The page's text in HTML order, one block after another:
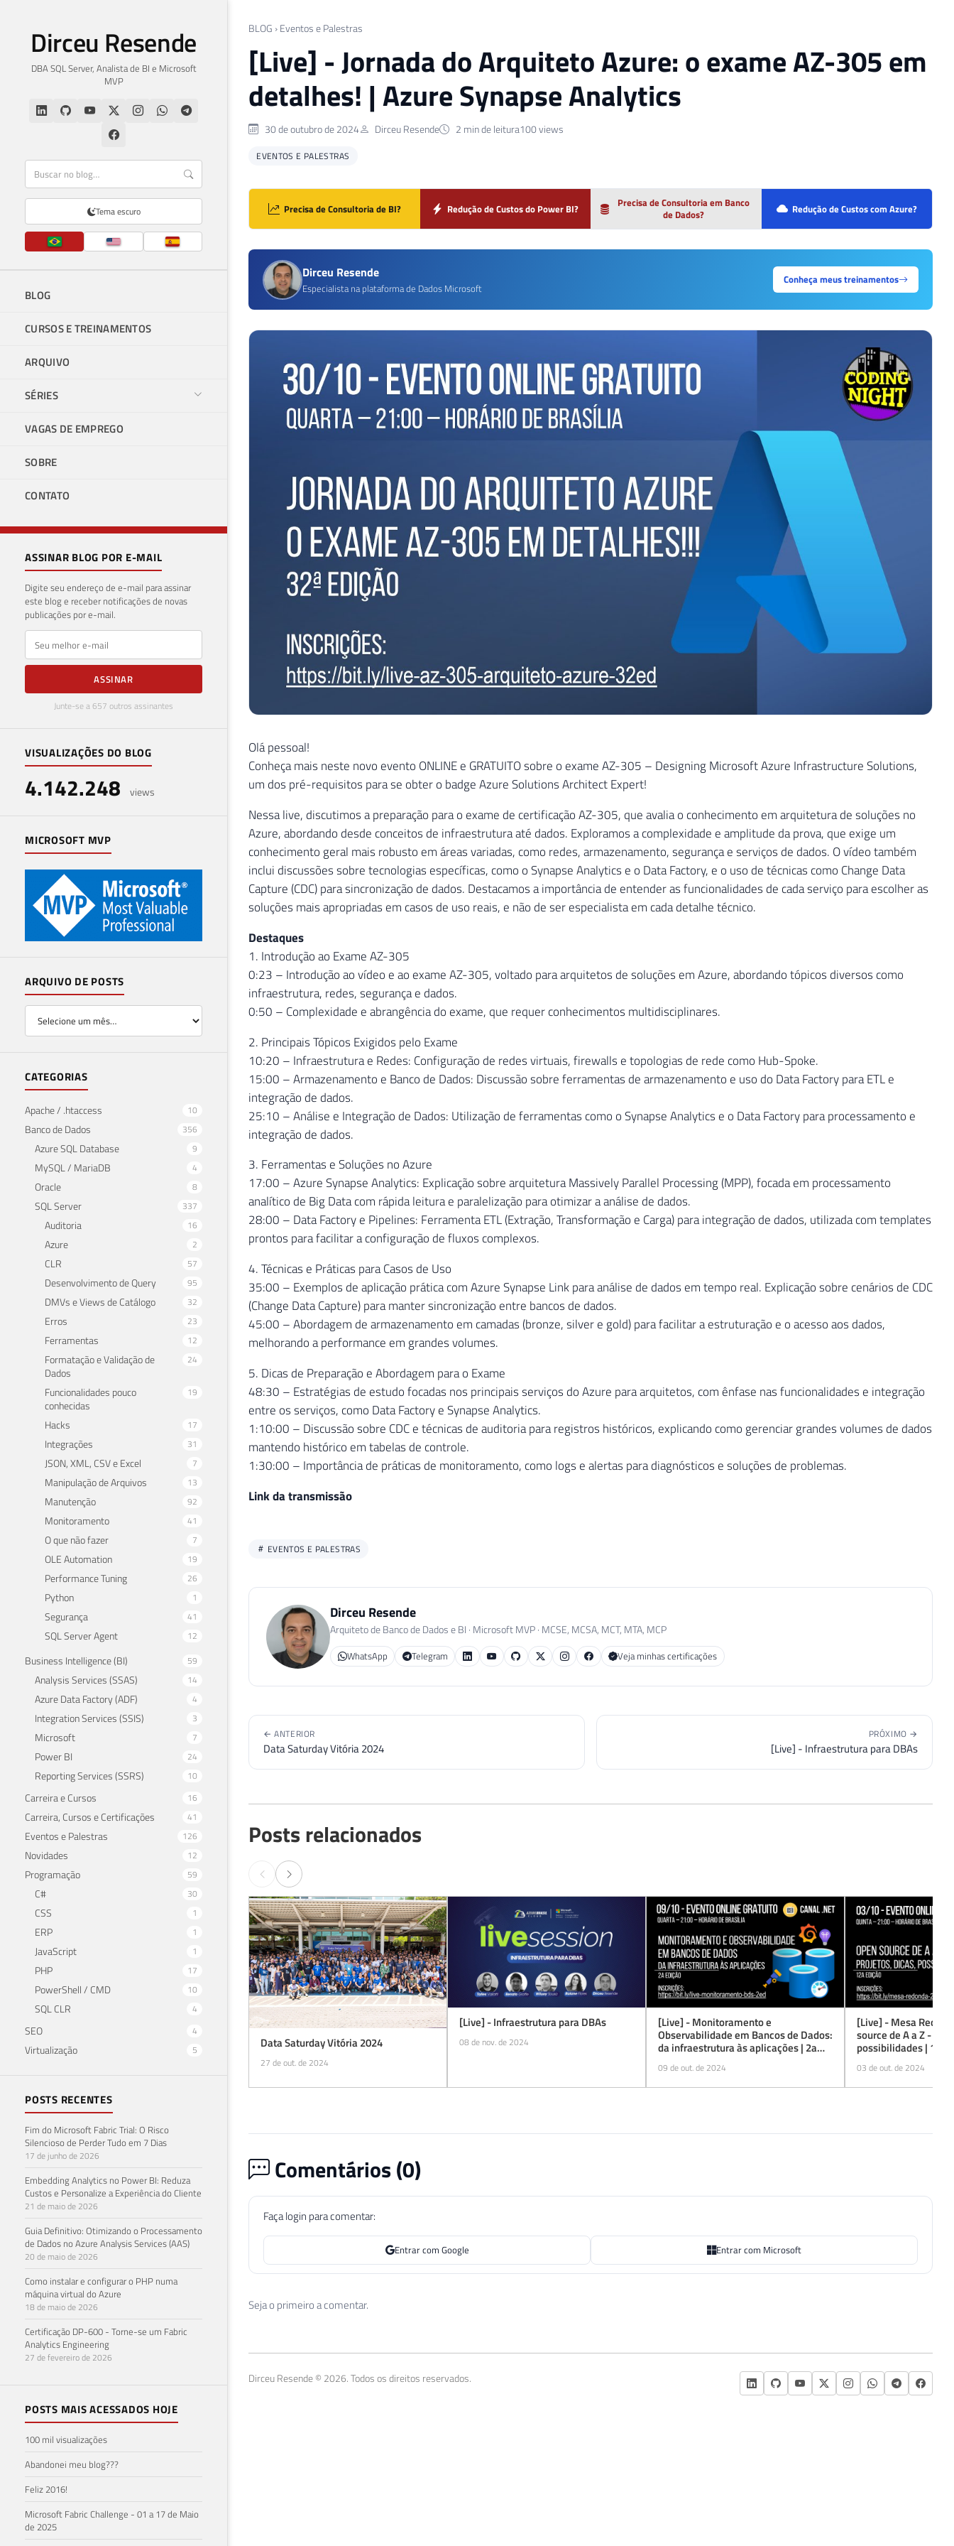
Dirceu Resende
DBA SQL Server, Analista de BI e Microsoft
MVP
Tema escuro
BLOG
CURSOS E TREINAMENTOS
ARQUIVO
SÉRIES
VAGAS DE EMPREGO
SOBRE
CONTATO
ASSINAR BLOG POR E-MAIL
Digite seu endereço de e-mail para assinar
este blog e receber notificações de novas
publicações por e-mail.
E-mail
ASSINAR
Junte-se a 657 outros assinantes
VISUALIZAÇÕES DO BLOG
4.142.248 views
MICROSOFT MVP
ARQUIVO DE POSTS
CATEGORIAS
Apache / .htaccess 10
Banco de Dados 356
Azure SQL Database 9
MySQL / MariaDB 4
Oracle 8
SQL Server 337
Auditoria 16
Azure 2
CLR 57
Desenvolvimento de Query 95
DMVs e Views de Catálogo 32
Erros 23
Ferramentas 12
Formatação e Validação de
Dados
24
Funcionalidades pouco
conhecidas
19
Hacks 17
Integrações 31
JSON, XML, CSV e Excel 7
Manipulação de Arquivos 13
Manutenção 92
Monitoramento 41
O que não fazer 7
OLE Automation 19
Performance Tuning 26
Python 1
Segurança 41
SQL Server Agent 12
Business Intelligence (BI) 59
Analysis Services (SSAS) 14
Azure Data Factory (ADF) 4
Integration Services (SSIS) 3
Microsoft 7
Power BI 24
Reporting Services (SSRS) 10
Carreira e Cursos 16
Carreira, Cursos e Certificações 41
Eventos e Palestras 126
Novidades 12
Programação 59
C# 30
CSS 1
ERP 1
JavaScript 1
PHP 17
PowerShell / CMD 10
SQL CLR 4
SEO 4
Virtualização 5
POSTS RECENTES
Fim do Microsoft Fabric Trial: O Risco
Silencioso de Perder Tudo em 7 Dias
17 de junho de 2026
Embedding Analytics no Power BI: Reduza
Custos e Personalize a Experiência do Cliente
21 de maio de 2026
Guia Definitivo: Otimizando o Processamento
de Dados no Azure Analysis Services (AAS)
20 de maio de 2026
Como instalar e configurar o PHP numa
máquina virtual do Azure
18 de maio de 2026
Certificação DP-600 - Torne-se um Fabric
Analytics Engineering
27 de fevereiro de 2026
POSTS MAIS ACESSADOS HOJE
100 mil visualizações
Abandonei meu blog???
Feliz 2016!
Microsoft Fabric Challenge - 01 a 17 de Maio
de 2025
BLOG › Eventos e Palestras
[Live] - Jornada do Arquiteto Azure: o exame AZ-305 em
detalhes! | Azure Synapse Analytics
30 de outubro de 2024 Dirceu Resende 2 min de leitura100 views
EVENTOS E PALESTRAS
Precisa de Consultoria de BI? Redução de Custos do Power BI?
Precisa de Consultoria em Banco
de Dados?
Redução de Custos com Azure?
Dirceu Resende
Especialista na plataforma de Dados Microsoft
Conheça meus treinamentos
Olá pessoal!
Conheça mais neste novo evento ONLINE e GRATUITO sobre o exame AZ-305 – Designing Microsoft Azure Infrastructure Solutions,
um dos pré-requisitos para se obter o badge Azure Solutions Architect Expert!
Nessa live, discutimos a preparação para o exame de certificação AZ-305, que avalia o conhecimento em arquitetura de soluções no
Azure, abordando desde conceitos de infraestrutura até dados. Exploramos a complexidade e amplitude da prova, que exige um
conhecimento geral mais robusto em áreas variadas, como redes, armazenamento, segurança e serviços de dados. O vídeo também
inclui discussões sobre tecnologias específicas, como o Synapse Analytics e o Data Factory, e o uso de técnicas como Change Data
Capture (CDC) para sincronização de dados. Destacamos a importância de entender as funcionalidades de cada serviço para escolher as
soluções mais apropriadas em casos de uso reais, e não de ser especialista em cada detalhe técnico.
Destaques
1. Introdução ao Exame AZ-305
0:23 – Introdução ao vídeo e ao exame AZ-305, voltado para arquitetos de soluções em Azure, abordando tópicos diversos como
infraestrutura, redes, segurança e dados.
0:50 – Complexidade e abrangência do exame, que requer conhecimentos multidisciplinares.
2. Principais Tópicos Exigidos pelo Exame
10:20 – Infraestrutura e Redes: Configuração de redes virtuais, firewalls e topologias de rede como Hub-Spoke.
15:00 – Armazenamento e Banco de Dados: Discussão sobre ferramentas de armazenamento e uso do Data Factory para ETL e
integração de dados.
25:10 – Análise e Integração de Dados: Utilização de ferramentas como o Synapse Analytics e o Data Factory para processamento e
integração de dados.
3. Ferramentas e Soluções no Azure
17:00 – Azure Synapse Analytics: Explicação sobre arquitetura Massively Parallel Processing (MPP), focada em processamento
analítico de Big Data com rápida leitura e paralelização para otimizar a análise de dados.
28:00 – Data Factory e Pipelines: Ferramenta ETL (Extração, Transformação e Carga) para integração de dados, utilizada com templates
prontos para facilitar a configuração de fluxos complexos.
4. Técnicas e Práticas para Casos de Uso
35:00 – Exemplos de aplicação prática com Azure Synapse Link para análise de dados em tempo real. Explicação sobre cenários de CDC
(Change Data Capture) para manter sincronização entre bancos de dados.
45:00 – Abordagem de armazenamento em camadas (bronze, silver e gold) para facilitar a estruturação e o acesso aos dados,
melhorando a performance em grandes volumes.
5. Dicas de Preparação e Abordagem para o Exame
48:30 – Estratégias de estudo focadas nos principais serviços do Azure para arquitetos, com ênfase nas funcionalidades e integração
entre os serviços, como Data Factory e Synapse Analytics​.
1:10:00 – Discussão sobre CDC e técnicas de auditoria para registros históricos, explicando como gerenciar grandes volumes de dados
mantendo histórico em tabelas de controle​.
1:30:00 – Importância de práticas de monitoramento, como logs e alertas para diagnósticos e soluções de problemas.
Link da transmissão
EVENTOS E PALESTRAS
Dirceu Resende
Arquiteto de Banco de Dados e BI · Microsoft MVP · MCSE, MCSA, MCT, MTA, MCP
WhatsApp Telegram Veja minhas certificações
← ANTERIOR
Data Saturday Vitória 2024
PRÓXIMO →
[Live] - Infraestrutura para DBAs
Posts relacionados
Data Saturday Vitória 2024
27 de out. de 2024
[Live] - Infraestrutura para DBAs
08 de nov. de 2024
[Live] - Monitoramento e
Observabilidade em Bancos de Dados:
da infraestrutura às aplicações | 2a
edição
09 de out. de 2024
[Live] - Mesa
source de A a Z -
possibilidades | 12a
03 de out. de 2024
Comentários (0)
Faça login para comentar:
Entrar com Google Entrar com Microsoft
Seja o primeiro a comentar.
Dirceu Resende © 2026. Todos os direitos reservados.